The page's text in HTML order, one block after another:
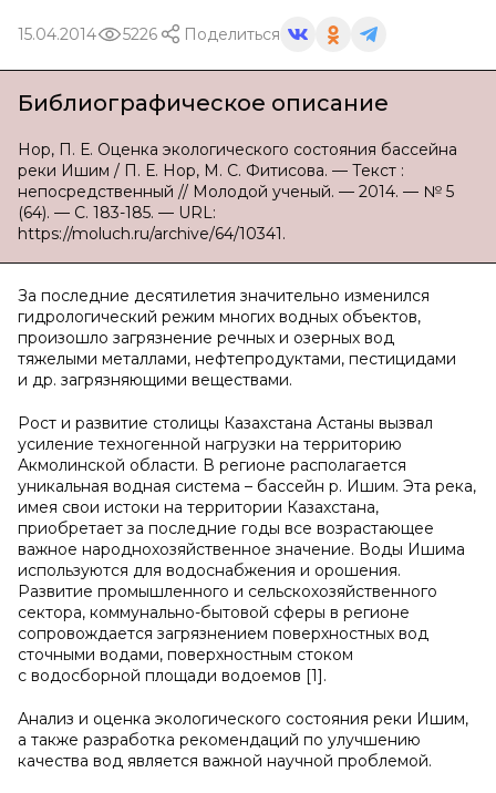
15.04.2014 5226 Поделиться
Библиографическое описание
Нор, П. Е. Оценка экологического состояния бассейна
реки Ишим / П. Е. Нор, М. С. Фитисова. — Текст :
непосредственный // Молодой ученый. — 2014. — № 5
(64). — С. 183-185. — URL:
https://moluch.ru/archive/64/10341.
За последние десятилетия значительно изменился
гидрологический режим многих водных объектов,
произошло загрязнение речных и озерных вод
тяжелыми металлами, нефтепродуктами, пестицидами
и др. загрязняющими веществами.
Рост и развитие столицы Казахстана Астаны вызвал
усиление техногенной нагрузки на территорию
Акмолинской области. В регионе располагается
уникальная водная система – бассейн р. Ишим. Эта река,
имея свои истоки на территории Казахстана,
приобретает за последние годы все возрастающее
важное народнохозяйственное значение. Воды Ишима
используются для водоснабжения и орошения.
Развитие промышленного и сельскохозяйственного
сектора, коммунально-бытовой сферы в регионе
сопровождается загрязнением поверхностных вод
сточными водами, поверхностным стоком
с водосборной площади водоемов [1].
Анализ и оценка экологического состояния реки Ишим,
а также разработка рекомендаций по улучшению
качества вод является важной научной проблемой.